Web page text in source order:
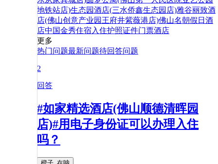
地铁站店)生态园酒店(三水侨鑫生态园店)雅谷丽致酒
店(佛山创意产业园王府井紫薇港店)佛山名朝假日酒
店中国金秀住宿 入住护照证件门票酒店
更多
热门问题最新问题待回答问题
2
回答
#如家精选酒店(佛山顺德清晖园
店)#用电子身份证可以办理入住
吗？